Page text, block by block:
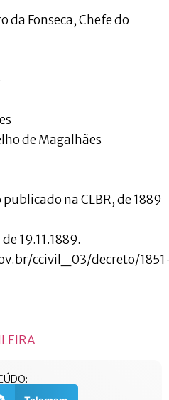
da Fonseca, Chefe do
de Magalhães
na CLBR, de 1889
19.11.1889.
ccivil_03/decreto/